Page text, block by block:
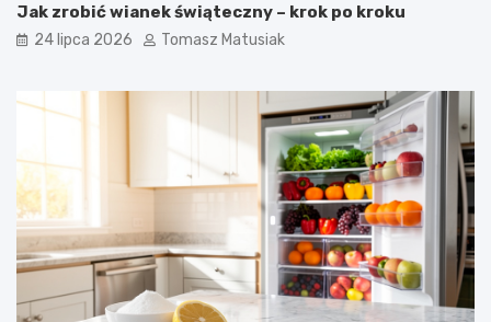
Jak zrobić wianek świąteczny – krok po kroku
24 lipca 2026 Tomasz Matusiak